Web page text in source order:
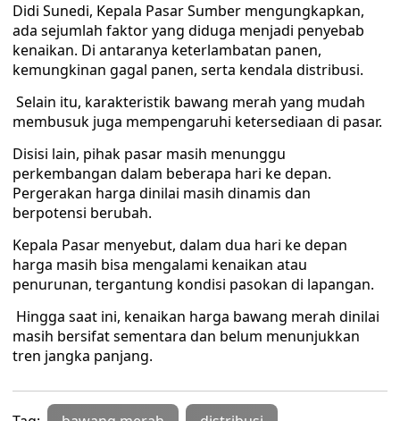
Didi Sunedi, Kepala Pasar Sumber mengungkapkan,
ada sejumlah faktor yang diduga menjadi penyebab
kenaikan. Di antaranya keterlambatan panen,
kemungkinan gagal panen, serta kendala distribusi.
‎ Selain itu, karakteristik bawang merah yang mudah
membusuk juga mempengaruhi ketersediaan di pasar. ‎‎
Disisi lain, pihak pasar masih menunggu
perkembangan dalam beberapa hari ke depan.
Pergerakan harga dinilai masih dinamis dan
berpotensi berubah. ‎
Kepala Pasar menyebut, dalam dua hari ke depan
harga masih bisa mengalami kenaikan atau
penurunan, tergantung kondisi pasokan di lapangan.
‎ Hingga saat ini, kenaikan harga bawang merah dinilai
masih bersifat sementara dan belum menunjukkan
tren jangka panjang.